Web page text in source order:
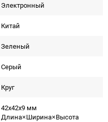
Электронный
Китай
Зеленый
Серый
Круг
42x42x9 мм
Длина×Ширина×Высота